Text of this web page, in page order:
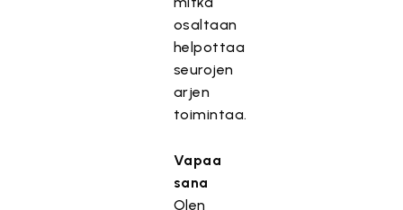
osaltaan
helpottaa
seurojen
arjen
toimintaa.
Vapaa
sana
Olen